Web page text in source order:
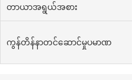
တာယာအရွယ်အစား
ကွန်တိန်နာတင်ဆောင်မှုပမာဏ